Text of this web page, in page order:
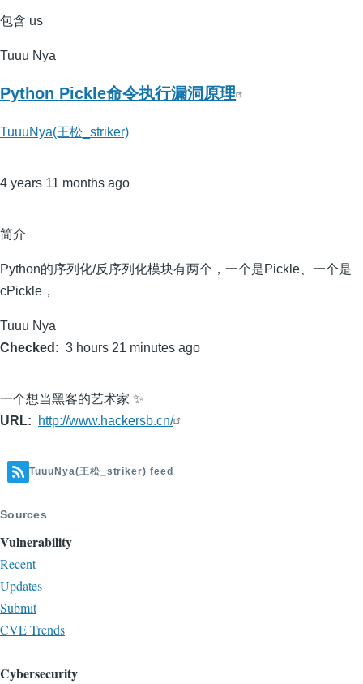
包含 us
Tuuu Nya
Python Pickle命令执行漏洞原理
TuuuNya(王松_striker)
4 years 11 months ago
简介
Python的序列化/反序列化模块有两个，一个是Pickle、一个是
cPickle，
Tuuu Nya
Checked
3 hours 21 minutes ago
一个想当黑客的艺术家 ✨
URL
http://www.hackersb.cn/
TuuuNya(王松_striker) feed
Sources
Vulnerability
Recent
Updates
Submit
CVE Trends
Cybersecurity